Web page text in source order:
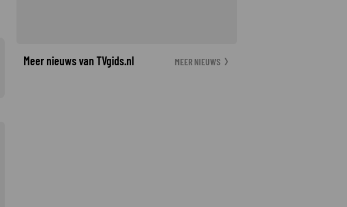
Meer nieuws van TVgids.nl MEER NIEUWS